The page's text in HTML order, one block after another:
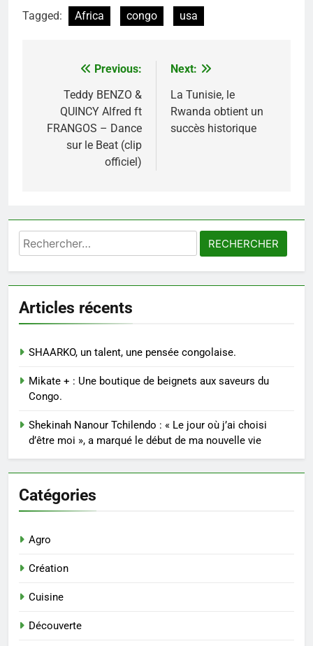
Tagged: Africa congo usa
Navigation
l’article
Previous:
Teddy BENZO &
QUINCY Alfred ft
FRANGOS – Dance
sur le Beat (clip
officiel)
Next:
La Tunisie, le
Rwanda obtient un
succès historique
Rechercher :
Articles récents
SHAARKO, un talent, une pensée congolaise.
Mikate + : Une boutique de beignets aux saveurs du
Congo.
Shekinah Nanour Tchilendo : « Le jour où j’ai choisi
d’être moi », a marqué le début de ma nouvelle vie
Catégories
Agro
Création
Cuisine
Découverte